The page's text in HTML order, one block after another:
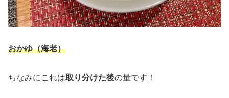
おかゆ（海老）
ちなみにこれは取り分けた後の量です！